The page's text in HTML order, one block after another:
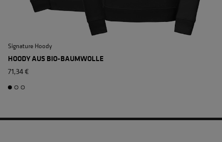
Signature Hoody
HOODY AUS BIO-BAUMWOLLE
71,34 €